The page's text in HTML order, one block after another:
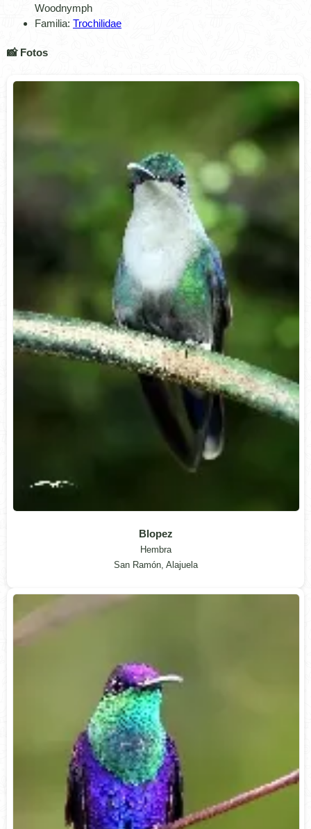
Woodnymph
Familia: Trochilidae
📸 Fotos
Blopez
Hembra
San Ramón, Alajuela